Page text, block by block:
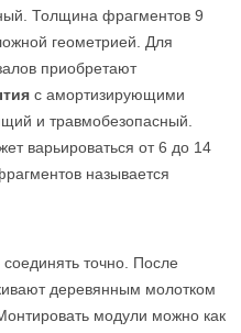
Толщина фрагментов 9
геометрией. Для
приобретают
с амортизирующими
и травмобезопасный.
варьироваться от 6 до 14
называется
точно. После
деревянным молотком
модули можно как